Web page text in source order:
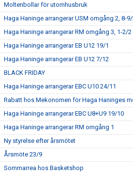
Moltenbollar för utomhusbruk
Haga Haninge arrangerar USM omgång 2, 8-
Haga Haninge arrangerar RM omgång 3, 1-2/2
Haga Haninge arrangerar EB U12 19/1
Haga Haninge arrangerar EB U12 7/12
BLACK FRIDAY
Haga Haninge arrangerar EBC U10 24/11
Rabatt hos Mekonomen för Haga Haninges
Haga Haninge arrangerar EBC U8+U9 19/10
Haga Haninge arrangerar RM omgång 1
Ny styrelse efter årsmötet
Årsmöte 23/9
Sommarrea hos Basketshop